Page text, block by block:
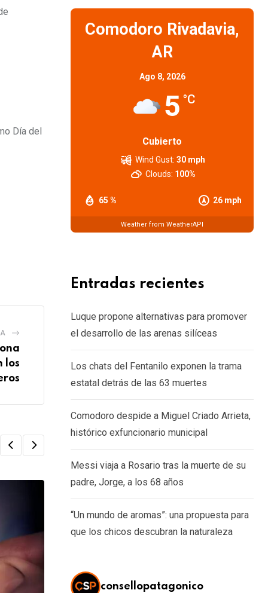
Día del
los
Comodoro Rivadavia,
AR
Ago 8, 2026
5 °C
Cubierto
65 % 26 mph
Wind Gust: 30 mph
Clouds: 100%
Weather from WeatherAPI
Entradas recientes
Luque propone alternativas para promover
el desarrollo de las arenas silíceas
Los chats del Fentanilo exponen la trama
estatal detrás de las 63 muertes
Comodoro despide a Miguel Criado Arrieta,
histórico exfuncionario municipal
Messi viaja a Rosario tras la muerte de su
padre, Jorge, a los 68 años
“Un mundo de aromas”: una propuesta para
que los chicos descubran la naturaleza
consellopatagonico